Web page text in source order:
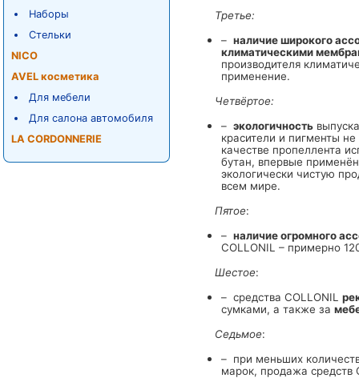
Наборы
Стельки
NICO
AVEL косметика
Для мебели
Для салона автомобиля
LA CORDONNERIE
Третье:
– наличие широкого
климатическими
производителя
применение.
Четвёртое:
– экологичность
красители и пигменты
качестве пропеллента
бутан, впервые
экологически чистую
всем мире.
Пятое:
– наличие огромного
COLLONIL – примерно
Шестое:
– средства COLLONIL
сумками, а также за
Седьмое:
– при меньших
марок, продажа средств